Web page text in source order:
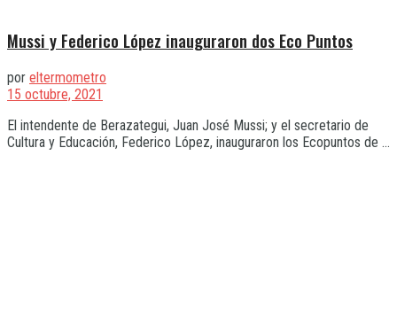
Mussi y Federico López inauguraron dos Eco Puntos
por eltermometro
15 octubre, 2021
El intendente de Berazategui, Juan José Mussi; y el secretario de
Cultura y Educación, Federico López, inauguraron los Ecopuntos de ...